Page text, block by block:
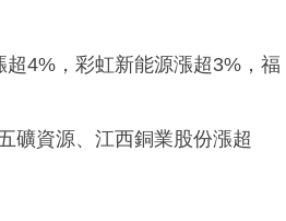
4%，彩虹新能源漲超3%，福
礦資源、江西銅業股份漲超